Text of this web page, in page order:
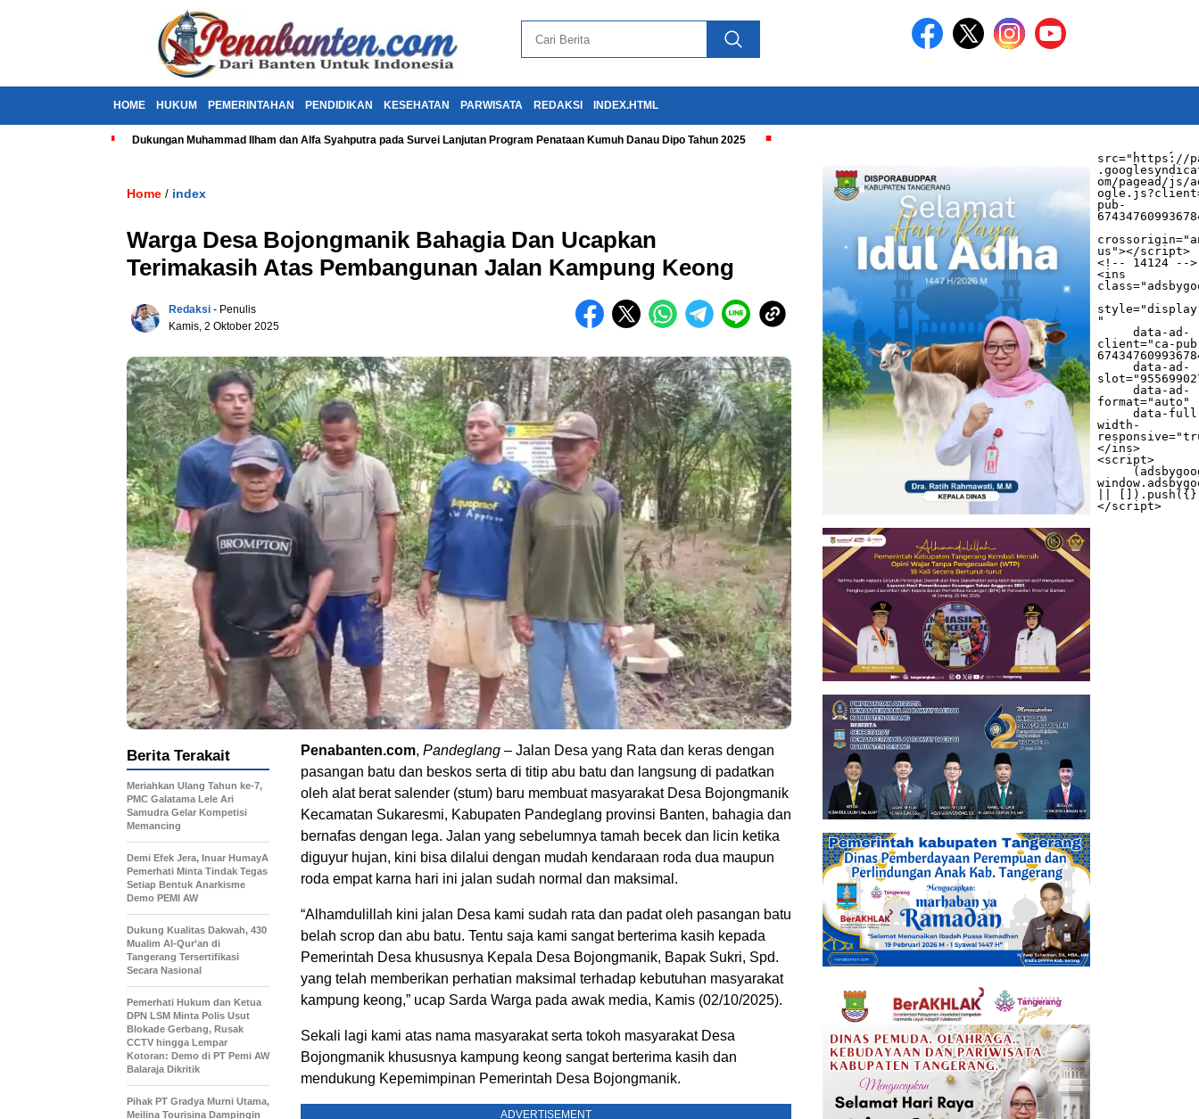
HOME HUKUM PEMERINTAHAN PENDIDIKAN KESEHATAN PARWISATA REDAKSI INDEX.HTML
Dukungan Muhammad Ilham dan Alfa Syahputra pada Survei Lanjutan Program Penataan Kumuh Danau Dipo Tahun 2025
src="https://
om/pagead/js/
pub-
us"></script>
<!-- 14124 -->
<ins
"
     data-ad-
client="ca-
     data-ad-
     data-ad-
format="auto"
     data-full-
width-
</ins>
<script>
||
</script>
Home / index
Warga Desa Bojongmanik Bahagia Dan Ucapkan
Terimakasih Atas Pembangunan Jalan Kampung Keong
Redaksi - Penulis
Kamis, 2 Oktober 2025
Penabanten.com, Pandeglang – Jalan Desa yang Rata dan keras dengan
pasangan batu dan beskos serta di titip abu batu dan langsung di padatkan
oleh alat berat salender (stum) baru membuat masyarakat Desa Bojongmanik
Kecamatan Sukaresmi, Kabupaten Pandeglang provinsi Banten, bahagia dan
bernafas dengan lega. Jalan yang sebelumnya tamah becek dan licin ketika
diguyur hujan, kini bisa dilalui dengan mudah kendaraan roda dua maupun
roda empat karna hari ini jalan sudah normal dan maksimal.
“Alhamdulillah kini jalan Desa kami sudah rata dan padat oleh pasangan batu
belah scrop dan abu batu. Tentu saja kami sangat berterima kasih kepada
Pemerintah Desa khususnya Kepala Desa Bojongmanik, Bapak Sukri, Spd.
yang telah memberikan perhatian maksimal terhadap kebutuhan masyarakat
kampung keong,” ucap Sarda Warga pada awak media, Kamis (02/10/2025).
Sekali lagi kami atas nama masyarakat serta tokoh masyarakat Desa
Bojongmanik khususnya kampung keong sangat berterima kasih dan
mendukung Kepemimpinan Pemerintah Desa Bojongmanik.
ADVERTISEMENT
Berita Terakait
Meriahkan Ulang Tahun ke-7,
PMC Galatama Lele Ari
Samudra Gelar Kompetisi
Memancing
Demi Efek Jera, Inuar HumayA
Pemerhati Minta Tindak Tegas
Setiap Bentuk Anarkisme
Demo PEMI AW
Dukung Kualitas Dakwah, 430
Mualim Al-Qur’an di
Tangerang Tersertifikasi
Secara Nasional
Pemerhati Hukum dan Ketua
DPN LSM Minta Polis Usut
Blokade Gerbang, Rusak
CCTV hingga Lempar
Kotoran: Demo di PT Pemi AW
Balaraja Dikritik
Pihak PT Gradya Murni Utama,
Meilina Tourisina Dampingin